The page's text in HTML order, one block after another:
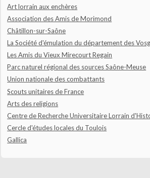
Art lorrain aux enchères
Association des Amis de Morimond
Châtillon-sur-Saône
La Société d'émulation du département des
Les Amis du Vieux Mirecourt Regain
Parc naturel régional des sources Saône-Meuse
Union nationale des combattants
Scouts unitaires de France
Arts des religions
Centre de Recherche Universitaire Lorrain
Cercle d'études locales du Toulois
Gallica